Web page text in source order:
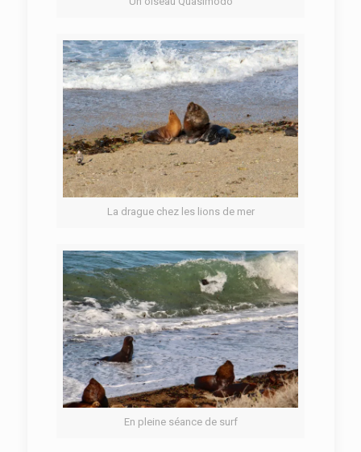
La drague chez les lions de mer
En pleine séance de surf